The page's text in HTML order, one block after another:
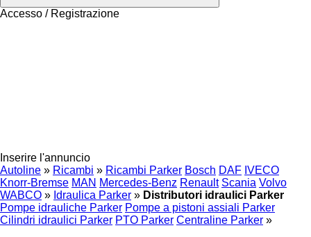
Accesso / Registrazione
Inserire l'annuncio
Autoline » Ricambi » Ricambi Parker Bosch DAF IVECO
Knorr-Bremse MAN Mercedes-Benz Renault Scania Volvo
WABCO » Idraulica Parker » Distributori idraulici Parker
Pompe idrauliche Parker Pompe a pistoni assiali Parker
Cilindri idraulici Parker PTO Parker Centraline Parker »